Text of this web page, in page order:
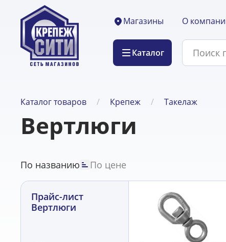
Магазины
Каталог
О
Каталог товаров Крепеж Такелаж
Вертлюги
По названию По цене
Прайс-лист
Вертлюги